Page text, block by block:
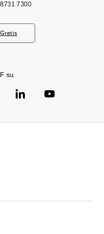
7300
su